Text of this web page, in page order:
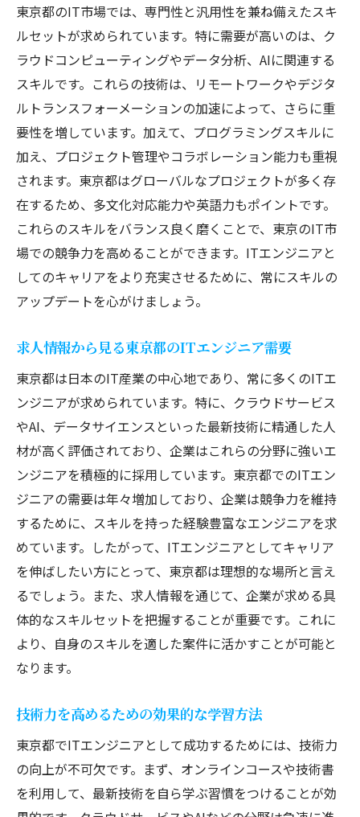
長期的なキャリア形成への支援
ITエンジニアとして東京都で働く利点とその将
東京都でのIT市場の成長トレンド
多様な業界とのコラボレーション
技術革新の最前線での活躍
将来的なキャリアチャンスの豊富さ
生活とキャリアの両立が可能な環境
労働市場の動向とその影響
システム設計から運用まで: 東京都でのITエンジ
ニアの役割
システム設計の重要なポイント
効率的な運用を実現するための工夫
トラブルシューティングの実践例
顧客のニーズに応える方法
最新のツールと技術の活用法
安心して働ける東京都のITエンジニア求人事情
ITエンジニアに優しい福利厚生
職場選びで重要視すべきポイント
企業の安定性と成長性の見極め方
労働環境改善の取り組み事例
職場でのメンタルヘルスサポート
転職者の声から学ぶ職場選び
週末にリフレッシュ: 東京都でのITエンジニアラ
東京都でのリフレッシュスポット紹介
職場とプライベートのバランスを取るコツ
リラックスできる週末の過ごし方
趣味を通じたネットワークの構築
東京都のIT市場では、専門性と汎用性を兼ね備えたスキ
ルセットが求められています。特に需要が高いのは、ク
ラウドコンピューティングやデータ分析、AIに関連する
スキルです。これらの技術は、リモートワークやデジタ
ルトランスフォーメーションの加速によって、さらに重
要性を増しています。加えて、プログラミングスキルに
加え、プロジェクト管理やコラボレーション能力も重視
されます。東京都はグローバルなプロジェクトが多く存
在するため、多文化対応能力や英語力もポイントです。
これらのスキルをバランス良く磨くことで、東京のIT市
場での競争力を高めることができます。ITエンジニアと
してのキャリアをより充実させるために、常にスキルの
アップデートを心がけましょう。
求人情報から見る東京都のITエンジニア需要
東京都は日本のIT産業の中心地であり、常に多くのITエ
ンジニアが求められています。特に、クラウドサービス
やAI、データサイエンスといった最新技術に精通した人
材が高く評価されており、企業はこれらの分野に強いエ
ンジニアを積極的に採用しています。東京都でのITエン
ジニアの需要は年々増加しており、企業は競争力を維持
するために、スキルを持った経験豊富なエンジニアを求
めています。したがって、ITエンジニアとしてキャリア
を伸ばしたい方にとって、東京都は理想的な場所と言え
るでしょう。また、求人情報を通じて、企業が求める具
体的なスキルセットを把握することが重要です。これに
より、自身のスキルを適した案件に活かすことが可能と
なります。
技術力を高めるための効果的な学習方法
東京都でITエンジニアとして成功するためには、技術力
の向上が不可欠です。まず、オンラインコースや技術書
を利用して、最新技術を自ら学ぶ習慣をつけることが効